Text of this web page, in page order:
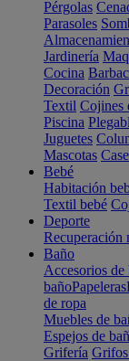
Pérgolas
Parasoles
Jardinería
Cocina
Decoración
Textil Cojines
Piscina
Juguetes
Mascotas
Bebé
Habitación
Textil bebé
Deporte
Recuperación
Baño
Accesorios de
bañoPapeleras
de ropa
Muebles de
Espejos de
Grifería Grifos